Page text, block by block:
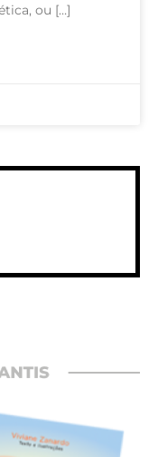
ou […]